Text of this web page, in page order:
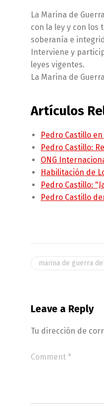
La Marina de
con la ley y con
soberanía e
Interviene y
leyes vigentes.
La Marina de
Artículos
Pedro Castillo
Pedro Castillo:
ONG
Habilitación de
Pedro Castillo:
Pedro Castillo
marina de guerra
Leave a Reply
Tu dirección de